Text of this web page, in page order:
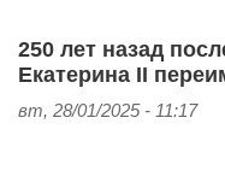
250 лет назад
Екатерина II
вт, 28/01/2025 - 11:17